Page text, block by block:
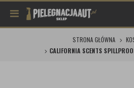
STRONA GŁÓWNA
CALIFORNIA SCENTS